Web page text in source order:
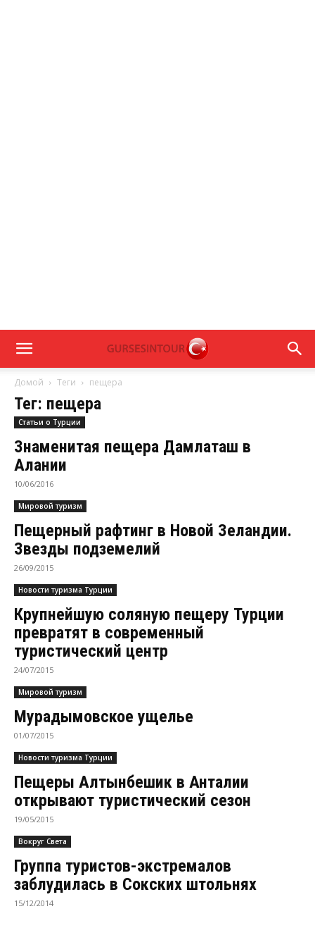
Домой Теги пещера
Тег: пещера
Статьи о Турции
Знаменитая пещера Дамлаташ в
Алании
10/06/2016
Мировой туризм
Пещерный рафтинг в Новой Зеландии.
Звезды подземелий
26/09/2015
Новости туризма Турции
Крупнейшую соляную пещеру Турции
превратят в современный
туристический центр
24/07/2015
Мировой туризм
Мурадымовское ущелье
01/07/2015
Новости туризма Турции
Пещеры Алтынбешик в Анталии
открывают туристический сезон
19/05/2015
Вокруг Света
Группа туристов-экстремалов
заблудилась в Сокских штольнях
15/12/2014